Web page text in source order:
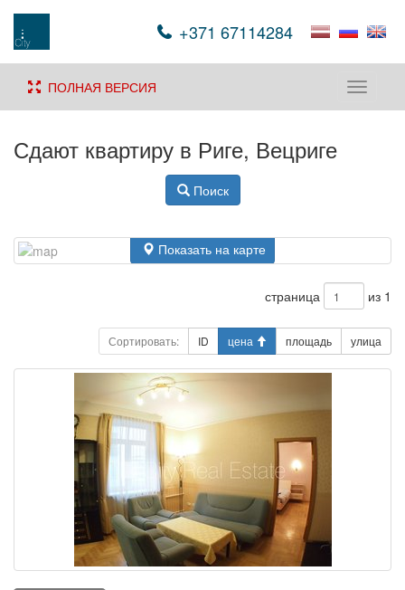
+371 67114284
Toggle
ПОЛНАЯ ВЕРСИЯ
Сдают квартиру в Риге, Вецриге
Поиск
Показать на карте
страница из 1
Сортировать: ID цена площадь улица